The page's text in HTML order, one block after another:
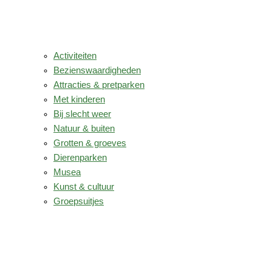
Activiteiten
Bezienswaardigheden
Attracties & pretparken
Met kinderen
Bij slecht weer
Natuur & buiten
Grotten & groeves
Dierenparken
Musea
Kunst & cultuur
Groepsuitjes